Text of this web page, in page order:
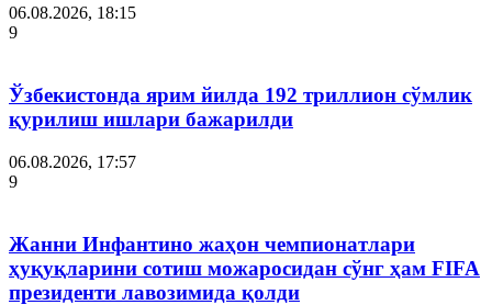
06.08.2026, 18:15
9
Ўзбекистонда ярим йилда 192 триллион сўмлик
қурилиш ишлари бажарилди
06.08.2026, 17:57
9
Жанни Инфантино жаҳон чемпионатлари
ҳуқуқларини сотиш можаросидан сўнг ҳам FIFA
президенти лавозимида қолди